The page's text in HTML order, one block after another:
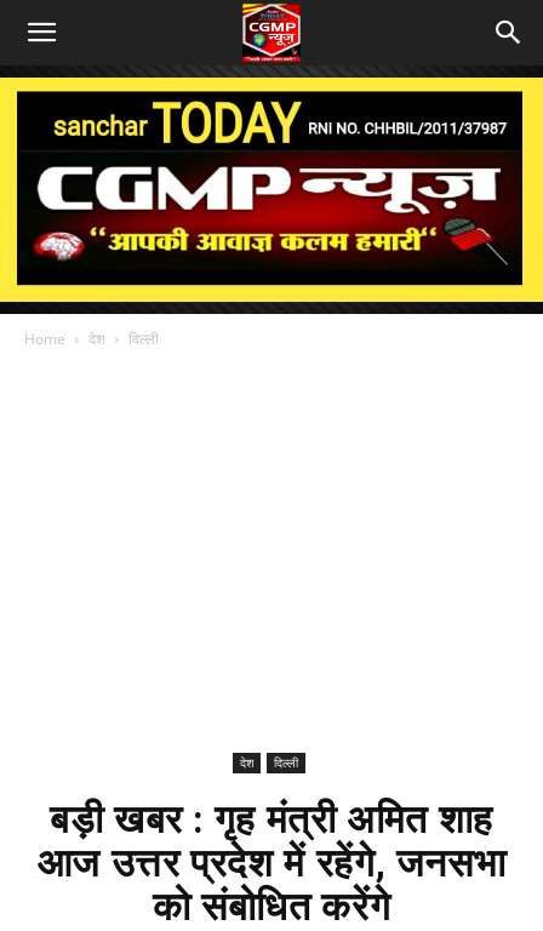
Home देश दिल्ली
देश दिल्ली
बड़ी खबर : गृह मंत्री अमित शाह
आज उत्तर प्रदेश में रहेंगे, जनसभा
को संबोधित करेंगे